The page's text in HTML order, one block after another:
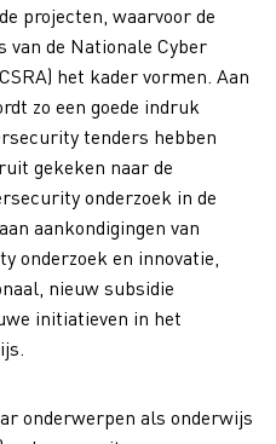
projecten, waarvoor de
van de Nationale Cyber
het kader vormen. Aan
zo een goede indruk
tenders hebben
gekeken naar de
onderzoek in de
aankondigingen van
onderzoek en innovatie,
nieuw subsidie
initiatieven in het
onderwerpen als onderwijs